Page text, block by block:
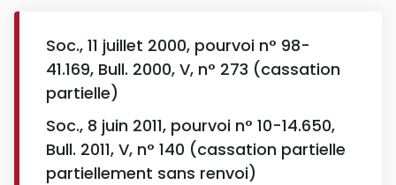
Soc., 11 juillet 2000, pourvoi n° 98-
41.169, Bull. 2000, V, n° 273 (cassation
partielle)
Soc., 8 juin 2011, pourvoi n° 10-14.650,
Bull. 2011, V, n° 140 (cassation partielle
partiellement sans renvoi)